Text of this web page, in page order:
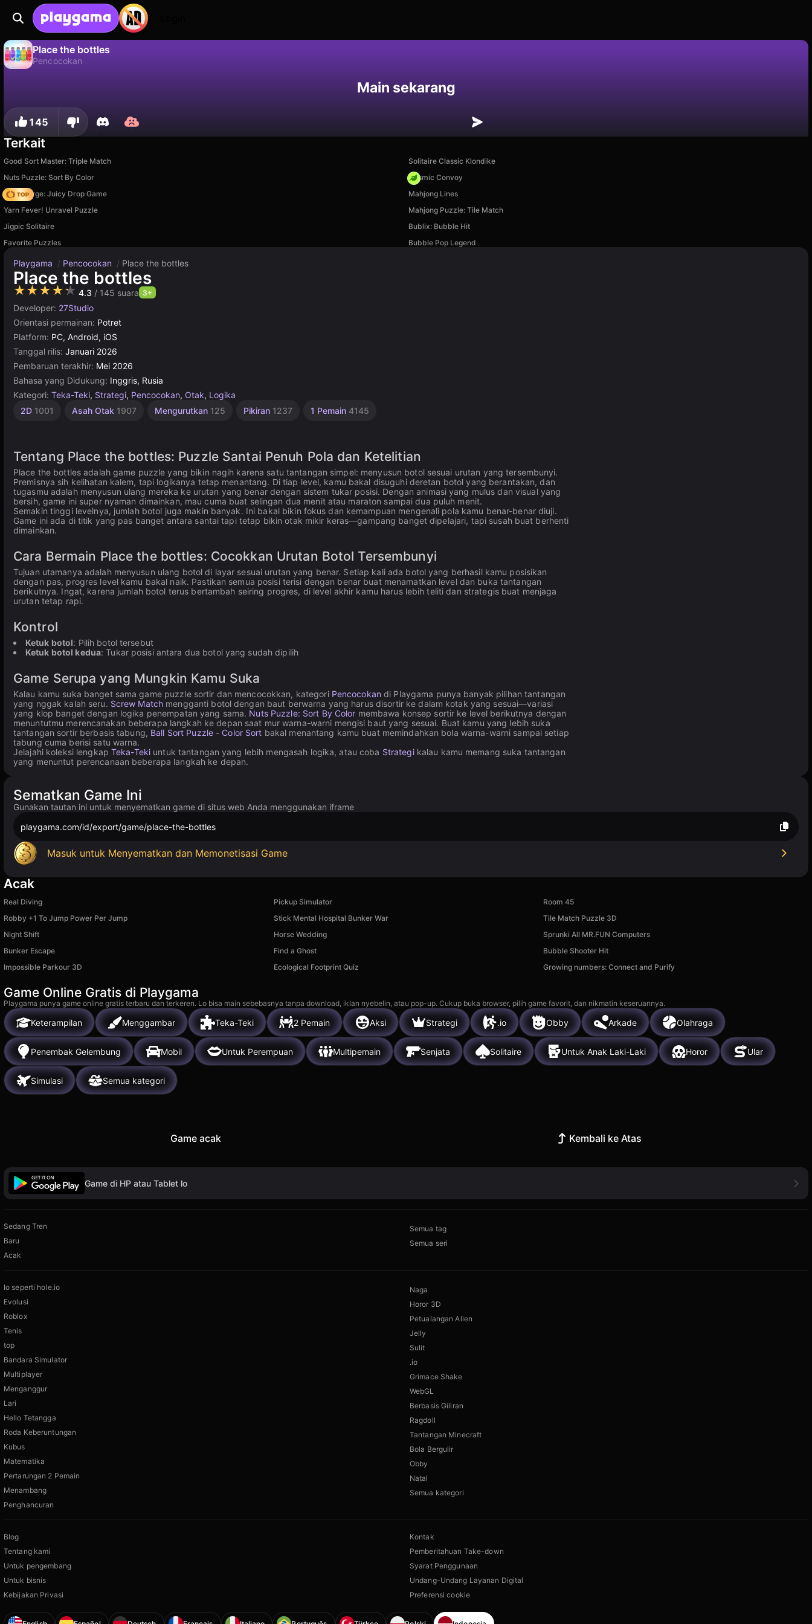
Place the bottles
Pencocokan
Main sekarang
145
Terkait
Good Sort Master: Triple Match
Solitaire Classic Klondike
Nuts Puzzle: Sort By Color
Cosmic Convoy
Fruit Merge: Juicy Drop Game
Mahjong Lines
Yarn Fever! Unravel Puzzle
Mahjong Puzzle: Tile Match
Jigpic Solitaire
Bublix: Bubble Hit
Favorite Puzzles
Bubble Pop Legend
Playgama / Pencocokan / Place the bottles
Place the bottles
★★★★★ 4.3 / 145 suara 3+
Developer: 27Studio
Orientasi permainan: Potret
Platform: PC, Android, iOS
Tanggal rilis: Januari 2026
Pembaruan terakhir: Mei 2026
Bahasa yang Didukung: Inggris, Rusia
Kategori: Teka-Teki, Strategi, Pencocokan, Otak, Logika
2D 1001 Asah Otak 1907 Mengurutkan 125 Pikiran 1237 1 Pemain 4145
Tentang Place the bottles: Puzzle Santai Penuh Pola dan Ketelitian
Place the bottles adalah game puzzle yang bikin nagih karena satu tantangan simpel: menyusun botol sesuai urutan yang tersembunyi.
Premisnya sih kelihatan kalem, tapi logikanya tetap menantang. Di tiap level, kamu bakal disuguhi deretan botol yang berantakan, dan
tugasmu adalah menyusun ulang mereka ke urutan yang benar dengan sistem tukar posisi. Dengan animasi yang mulus dan visual yang
bersih, game ini super nyaman dimainkan, mau cuma buat selingan dua menit atau maraton sampai dua puluh menit.
Semakin tinggi levelnya, jumlah botol juga makin banyak. Ini bakal bikin fokus dan kemampuan mengenali pola kamu benar-benar diuji.
Game ini ada di titik yang pas banget antara santai tapi tetap bikin otak mikir keras—gampang banget dipelajari, tapi susah buat berhenti
dimainkan.
Cara Bermain Place the bottles: Cocokkan Urutan Botol Tersembunyi
Tujuan utamanya adalah menyusun ulang botol di layar sesuai urutan yang benar. Setiap kali ada botol yang berhasil kamu posisikan
dengan pas, progres level kamu bakal naik. Pastikan semua posisi terisi dengan benar buat menamatkan level dan buka tantangan
berikutnya. Ingat, karena jumlah botol terus bertambah seiring progres, di level akhir kamu harus lebih teliti dan strategis buat menjaga
urutan tetap rapi.
Kontrol
Ketuk botol: Pilih botol tersebut
Ketuk botol kedua: Tukar posisi antara dua botol yang sudah dipilih
Game Serupa yang Mungkin Kamu Suka
Kalau kamu suka banget sama game puzzle sortir dan mencocokkan, kategori Pencocokan di Playgama punya banyak pilihan tantangan
yang nggak kalah seru. Screw Match mengganti botol dengan baut berwarna yang harus disortir ke dalam kotak yang sesuai—variasi
yang klop banget dengan logika penempatan yang sama. Nuts Puzzle: Sort By Color membawa konsep sortir ke level berikutnya dengan
menuntutmu merencanakan beberapa langkah ke depan saat mur warna-warni mengisi baut yang sesuai. Buat kamu yang lebih suka
tantangan sortir berbasis tabung, Ball Sort Puzzle - Color Sort bakal menantang kamu buat memindahkan bola warna-warni sampai setiap
tabung cuma berisi satu warna.
Jelajahi koleksi lengkap Teka-Teki untuk tantangan yang lebih mengasah logika, atau coba Strategikalau kamu memang suka tantangan
yang menuntut perencanaan beberapa langkah ke depan.
Sematkan Game Ini
Gunakan tautan ini untuk menyematkan game di situs web Anda menggunakan iframe
playgama.com/id/export/game/place-the-bottles
Masuk untuk Menyematkan dan Memonetisasi Game
Acak
Real Diving Pickup Simulator
Room 45
Robby +1 To Jump Power Per Jump
Stick Mental Hospital Bunker War
Tile Match Puzzle 3D
Night Shift
Horse Wedding
Sprunki All MR.FUN Computers
Bunker Escape
Find a Ghost
Bubble Shooter Hit
Impossible Parkour 3D
Ecological Footprint Quiz Growing numbers: Connect and Purify
Game Online Gratis di Playgama
Playgama punya game online gratis terbaru dan terkeren. Lo bisa main sebebasnya tanpa download, iklan nyebelin, atau pop-up. Cukup buka browser, pilih game favorit, dan nikmatin keseruannya.
Keterampilan Menggambar Teka-Teki 2 Pemain Aksi Strategi .io Obby Arkade Olahraga
Penembak Gelembung Mobil Untuk Perempuan Multipemain Senjata Solitaire Untuk Anak Laki-Laki Horor Ular
Simulasi Semua kategori
Game acak Kembali ke Atas
Game di HP atau Tablet lo
Sedang Tren
Baru
Acak
Semua tag
Semua seri
Io seperti hole.io
Evolusi
Roblox
Tenis
top
Bandara Simulator
Multiplayer
Menganggur
Lari
Hello Tetangga
Roda Keberuntungan
Kubus
Matematika
Pertarungan 2 Pemain
Menambang
Penghancuran
Naga
Horor 3D
Petualangan Alien
Jelly
Sulit
.io
Grimace Shake
WebGL
Berbasis Giliran
Ragdoll
Tantangan Minecraft
Bola Bergulir
Obby
Natal
Semua kategori
Blog
Tentang kami
Untuk pengembang
Untuk bisnis
Kebijakan Privasi
Kontak
Pemberitahuan Take-down
Syarat Penggunaan
Undang-Undang Layanan Digital
Preferensi cookie